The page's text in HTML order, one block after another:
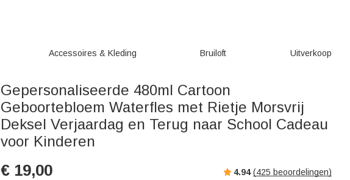
Accessoires & Kleding Bruiloft Uitverkoop
Gepersonaliseerde 480ml Cartoon
Geboortebloem Waterfles met Rietje Morsvrij
Deksel Verjaardag en Terug naar School Cadeau
voor Kinderen
€ 19,00 4.94 (425 beoordelingen)